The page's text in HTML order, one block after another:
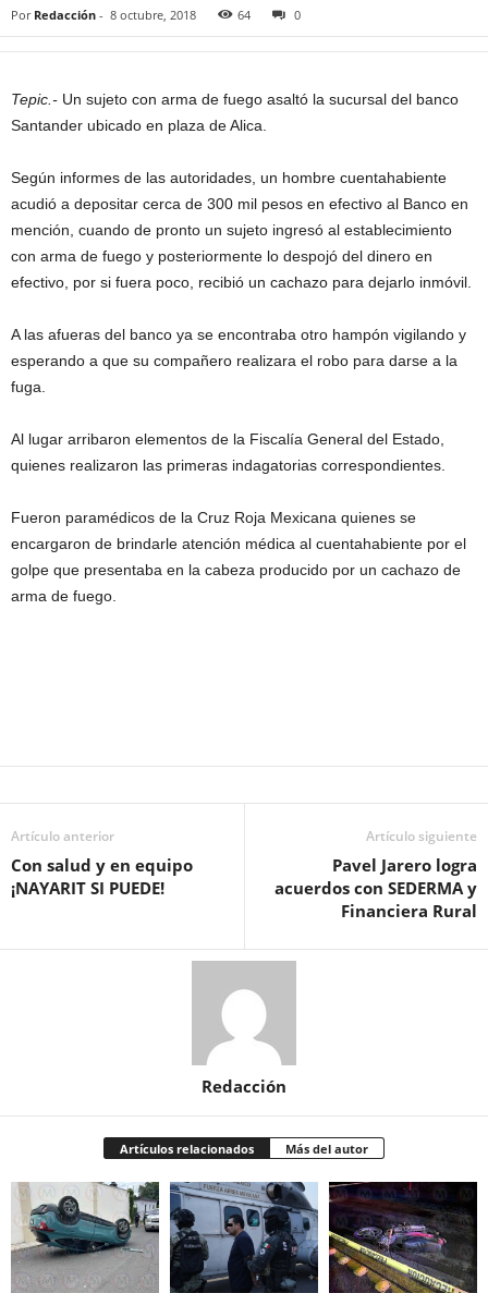
Por Redacción - 8 octubre, 2018 64 0
Tepic.- Un sujeto con arma de fuego asaltó la sucursal del banco
Santander ubicado en plaza de Alica.
Según informes de las autoridades, un hombre cuentahabiente
acudió a depositar cerca de 300 mil pesos en efectivo al Banco en
mención, cuando de pronto un sujeto ingresó al establecimiento
con arma de fuego y posteriormente lo despojó del dinero en
efectivo, por si fuera poco, recibió un cachazo para dejarlo inmóvil.
A las afueras del banco ya se encontraba otro hampón vigilando y
esperando a que su compañero realizara el robo para darse a la
fuga.
Al lugar arribaron elementos de la Fiscalía General del Estado,
quienes realizaron las primeras indagatorias correspondientes.
Fueron paramédicos de la Cruz Roja Mexicana quienes se
encargaron de brindarle atención médica al cuentahabiente por el
golpe que presentaba en la cabeza producido por un cachazo de
arma de fuego.
Artículo anterior
Con salud y en equipo
¡NAYARIT SI PUEDE!
Artículo siguiente
Pavel Jarero logra
acuerdos con SEDERMA y
Financiera Rural
Redacción
Artículos relacionados Más del autor